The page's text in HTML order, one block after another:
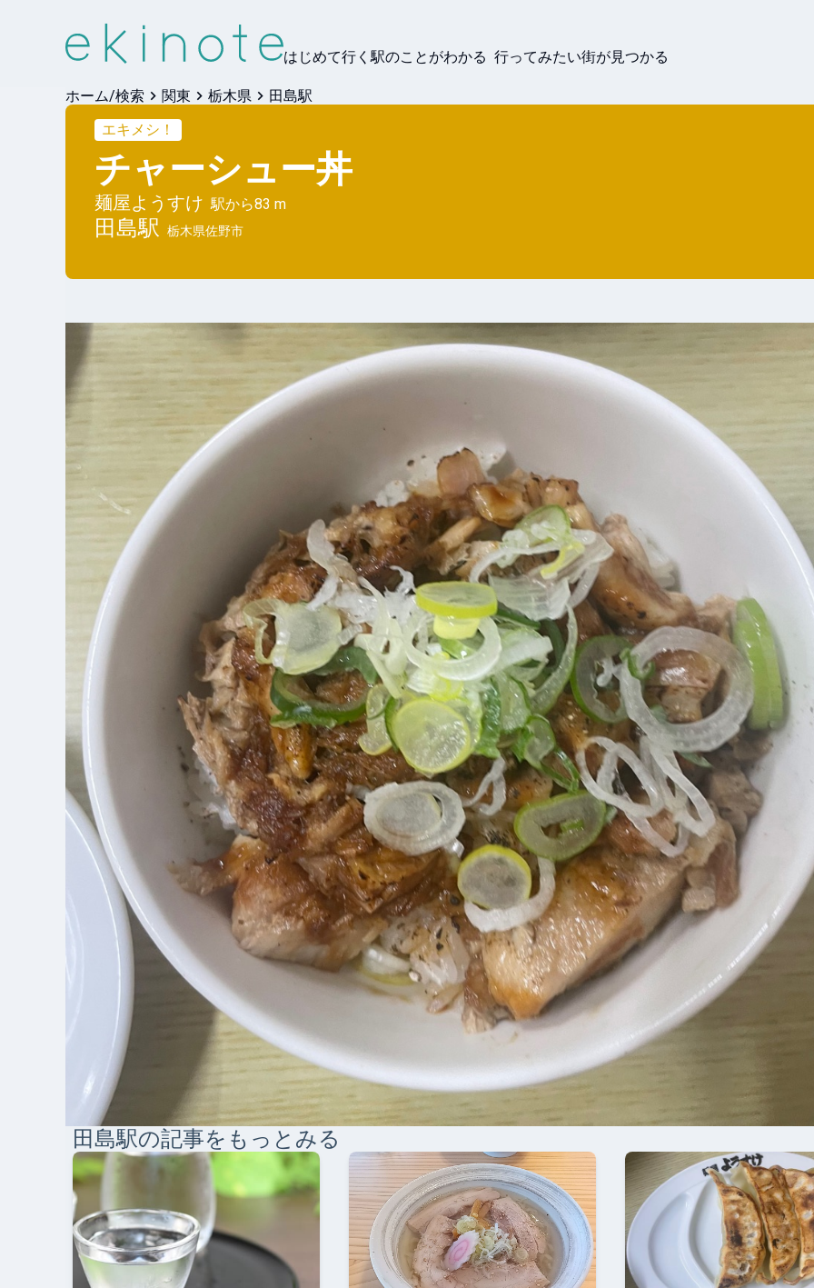
はじめて行く駅のことがわかる 行ってみたい街が見つかる
ホーム/検索 関東 栃木県
田島駅
エキメシ！
チャーシュー丼
麺屋ようすけ 駅から83 m
田島駅 栃木県佐野市
田島駅の記事をもっとみる